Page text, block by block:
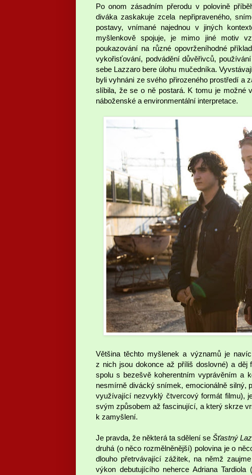
Po onom zásadním přerodu v polovině
diváka zaskakuje zcela nepřipraveného,
postavy, vnímané najednou v jiných
myšlenkově spojuje, je mimo jiné motiv
poukazování na různé opovrženíhodné
vykořisťování, podvádění důvěřivců,
sebe Lazzaro bere úlohu mučedníka.
byli vyhnáni ze svého přirozeného prostředí a
slíbila, že se o ně postará. K tomu je možné
náboženské a environmentální interpretace.
Většina těchto myšlenek a významů je
z nich jsou dokonce až příliš doslovné) a děj
spolu s bezešvě koherentním vyprávěním a
nesmírně divácký snímek, emocionálně silný,
využívající nezvyklý čtvercový formát filmu),
svým způsobem až fascinující, a který skrze
k zamyšlení.
Je pravda, že některá ta sdělení seŠťastný
druhá (o něco rozmělněnější) polovina je o
dlouho přetrvávající zážitek, na němž
výkon debutujícího neherce Adriana